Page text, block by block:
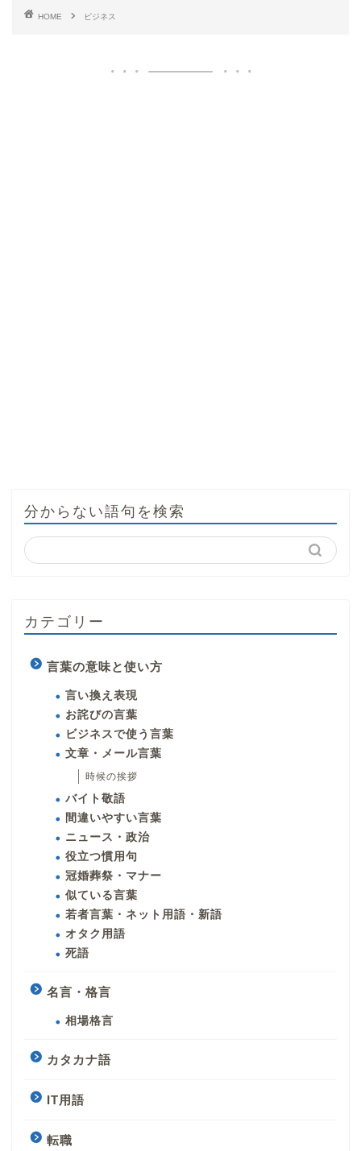
HOME ビジネス
分からない語句を検索
カテゴリー
言葉の意味と使い方
言い換え表現
お詫びの言葉
ビジネスで使う言葉
文章・メール言葉
時候の挨拶
バイト敬語
間違いやすい言葉
ニュース・政治
役立つ慣用句
冠婚葬祭・マナー
似ている言葉
若者言葉・ネット用語・新語
オタク用語
死語
名言・格言
相場格言
カタカナ語
IT用語
転職